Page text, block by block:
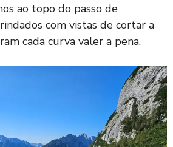
ao topo do passo de
com vistas de cortar a
cada curva valer a pena.